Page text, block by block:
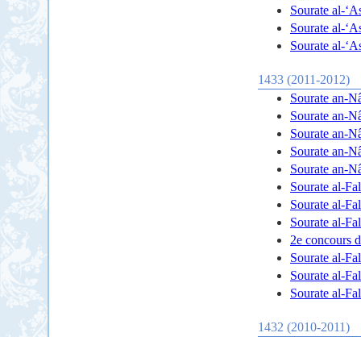
Sourate al-
Sourate al-
Sourate al-
1433 (2011-2012)
Sourate an-
Sourate an-
Sourate an-
Sourate an-
Sourate an-
Sourate al-
Sourate al-
Sourate al-
2e concours
Sourate al-
Sourate al-
Sourate al-
1432 (2010-2011)